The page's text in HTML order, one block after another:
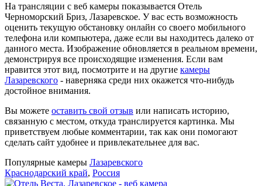
На трансляции с веб камеры показывается Отель
Черноморский Бриз, Лазаревское. У вас есть возможность
оценить текущую обстановку онлайн со своего мобильного
телефона или компьютера, даже если вы находитесь далеко от
данного места. Изображение обновляется в реальном времени,
демонстрируя все происходящие изменения. Если вам
нравится этот вид, посмотрите и на другие камеры
Лазаревского - наверняка среди них окажется что-нибудь
достойное внимания.
Вы можете оставить свой отзыв или написать историю,
связанную с местом, откуда транслируется картинка. Мы
приветствуем любые комментарии, так как они помогают
сделать сайт удобнее и привлекательнее для вас.
Популярные камеры Лазаревского
Краснодарский край, Россия